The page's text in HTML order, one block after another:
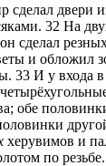
сделал двери
32 На
сделал
и обложил
33 И у входа в
обе
херувимов и
по резьбе.